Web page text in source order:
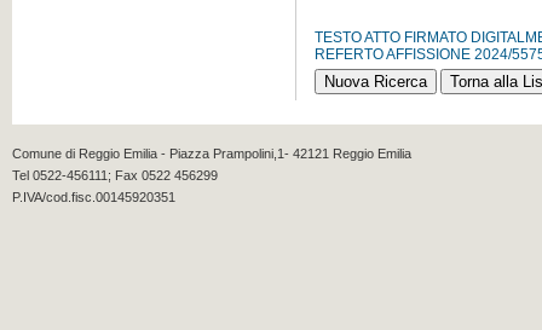
TESTO ATTO FIRMATO
REFERTO AFFISSIONE 2024/
Comune di Reggio Emilia - Piazza Prampolini,1- 42121 Reggio Emilia
Tel 0522-456111; Fax 0522 456299
P.IVA/cod.fisc.00145920351